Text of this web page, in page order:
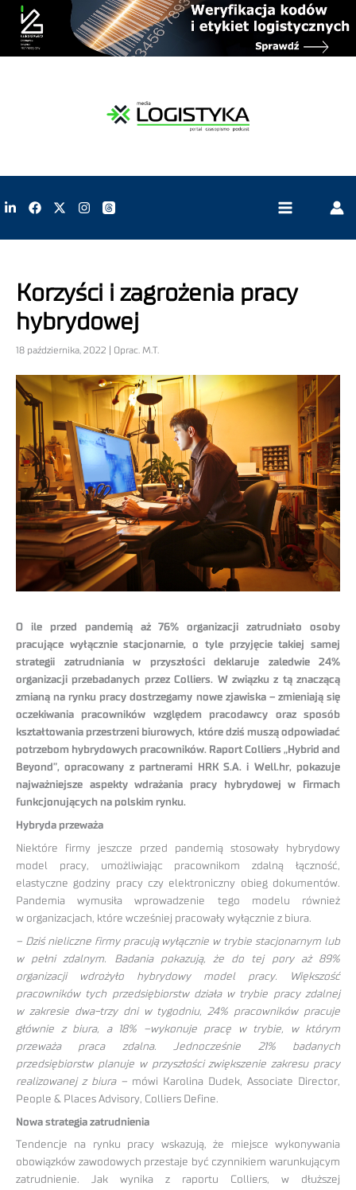
Korzyści i zagrożenia pracy
hybrydowej
18 października, 2022 | Oprac. M.T.
O ile przed pandemią aż 76% organizacji zatrudniało osoby
pracujące wyłącznie stacjonarnie, o tyle przyjęcie takiej samej
strategii zatrudniania w przyszłości deklaruje zaledwie 24%
organizacji przebadanych przez Colliers. W związku z tą znaczącą
zmianą na rynku pracy dostrzegamy nowe zjawiska – zmieniają się
oczekiwania pracowników względem pracodawcy oraz sposób
kształtowania przestrzeni biurowych, które dziś muszą odpowiadać
potrzebom hybrydowych pracowników. Raport Colliers „Hybrid and
Beyond”, opracowany z partnerami HRK S.A. i Well.hr, pokazuje
najważniejsze aspekty wdrażania pracy hybrydowej w firmach
funkcjonujących na polskim rynku.
Hybryda przeważa
Niektóre firmy jeszcze przed pandemią stosowały hybrydowy
model pracy, umożliwiając pracownikom zdalną łączność,
elastyczne godziny pracy czy elektroniczny obieg dokumentów.
Pandemia wymusiła wprowadzenie tego modelu również
w organizacjach, które wcześniej pracowały wyłącznie z biura.
– Dziś nieliczne firmy pracują wyłącznie w trybie stacjonarnym lub
w pełni zdalnym. Badania pokazują, że do tej pory aż 89%
organizacji wdrożyło hybrydowy model pracy. Większość
pracowników tych przedsiębiorstw działa w trybie pracy zdalnej
w zakresie dwa-trzy dni w tygodniu, 24% pracowników pracuje
głównie z biura, a 18% –wykonuje pracę w trybie, w którym
przeważa praca zdalna. Jednocześnie 21% badanych
przedsiębiorstw planuje w przyszłości zwiększenie zakresu pracy
realizowanej z biura – mówi Karolina Dudek, Associate Director,
People & Places Advisory, Colliers Define.
Nowa strategia zatrudnienia
Tendencje na rynku pracy wskazują, że miejsce wykonywania
obowiązków zawodowych przestaje być czynnikiem warunkującym
zatrudnienie. Jak wynika z raportu Colliers, w dłuższej